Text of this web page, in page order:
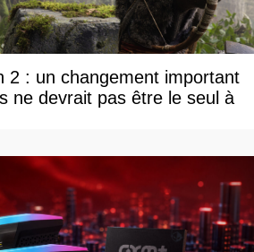
2 : un changement important
ne devrait pas être le seul à